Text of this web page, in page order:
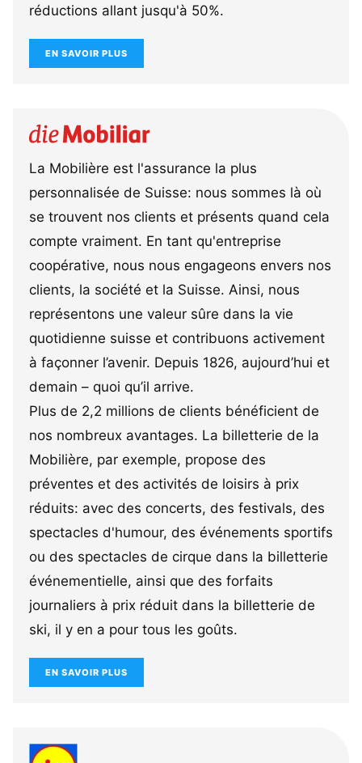
réductions allant jusqu'à 50%.
EN SAVOIR PLUS
La Mobilière est l'assurance la plus
personnalisée de Suisse: nous sommes là où
se trouvent nos clients et présents quand cela
compte vraiment. En tant qu'entreprise
coopérative, nous nous engageons envers nos
clients, la société et la Suisse. Ainsi, nous
représentons une valeur sûre dans la vie
quotidienne suisse et contribuons activement
à façonner l’avenir. Depuis 1826, aujourd’hui et
demain – quoi qu’il arrive.
Plus de 2,2 millions de clients bénéficient de
nos nombreux avantages. La billetterie de la
Mobilière, par exemple, propose des
préventes et des activités de loisirs à prix
réduits: avec des concerts, des festivals, des
spectacles d'humour, des événements sportifs
ou des spectacles de cirque dans la billetterie
événementielle, ainsi que des forfaits
journaliers à prix réduit dans la billetterie de
ski, il y en a pour tous les goûts.
EN SAVOIR PLUS